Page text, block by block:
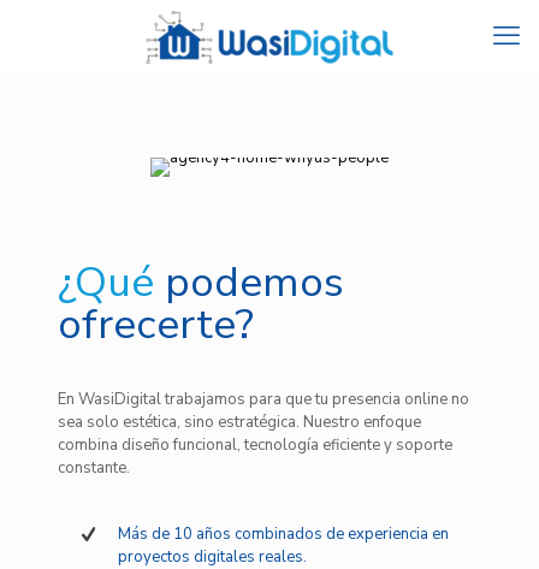
¿Qué podemos
ofrecerte?
En WasiDigital trabajamos para que tu presencia online no
sea solo estética, sino estratégica. Nuestro enfoque
combina diseño funcional, tecnología eficiente y soporte
constante.
Más de 10 años combinados de experiencia en
proyectos digitales reales.